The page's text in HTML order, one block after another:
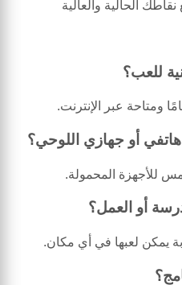
الحالية والعالية
أو جهازي اللوحي؟
للأجهزة المحمولة.
أو العمل؟
يمكن لعبها في أي مكان.